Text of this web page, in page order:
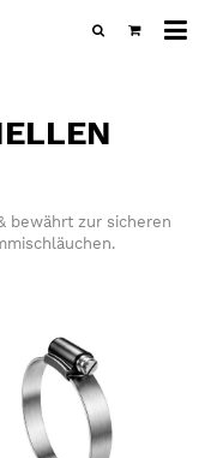
bewährt zur sicheren